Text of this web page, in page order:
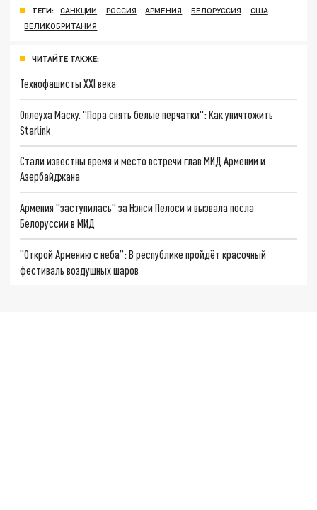
ТЕГИ: САНКЦИИ РОССИЯ АРМЕНИЯ БЕЛОРУССИЯ
США
ВЕЛИКОБРИТАНИЯ
ЧИТАЙТЕ ТАКЖЕ:
Технофашисты XXI века
Оплеуха Маску. "Пора снять белые перчатки": Как уничтожить
Starlink
Стали известны время и место встречи глав МИД Армении и
Азербайджана
Армения "заступилась" за Нэнси Пелоси и вызвала посла
Белоруссии в МИД
“Открой Армению с неба”: В республике пройдёт красочный
фестиваль воздушных шаров